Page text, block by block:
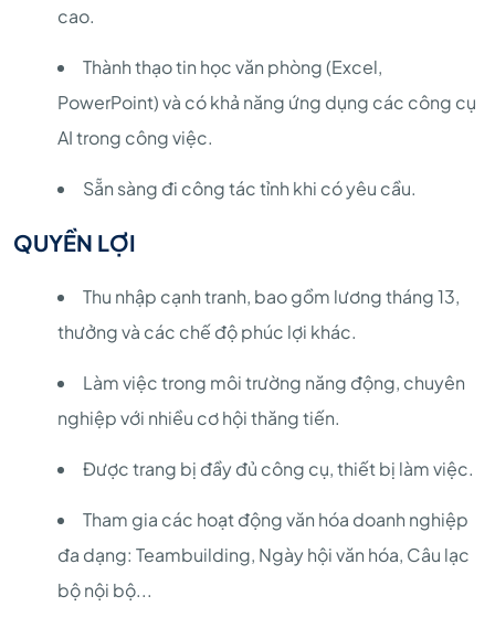
cao.
Thành thạo tin học văn phòng (Excel,
PowerPoint) và có khả năng ứng dụng các công cụ
AI trong công việc.
Sẵn sàng đi công tác tỉnh khi có yêu cầu.
QUYỀN LỢI
Thu nhập cạnh tranh, bao gồm lương tháng 13,
thưởng và các chế độ phúc lợi khác.
Làm việc trong môi trường năng động, chuyên
nghiệp với nhiều cơ hội thăng tiến.
Được trang bị đầy đủ công cụ, thiết bị làm việc.
Tham gia các hoạt động văn hóa doanh nghiệp
đa dạng: Teambuilding, Ngày hội văn hóa, Câu lạc
bộ nội bộ...